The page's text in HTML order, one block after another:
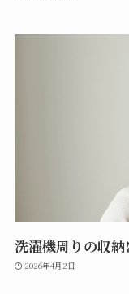
洗濯機周りの収
2026年4月2日